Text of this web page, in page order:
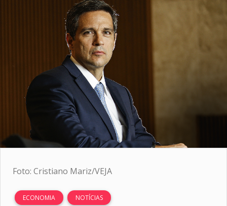
Foto: Cristiano Mariz/VEJA
ECONOMIA NOTÍCIAS